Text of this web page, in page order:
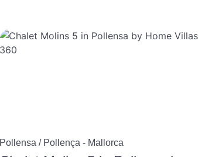
Pollensa / Pollença - Mallorca